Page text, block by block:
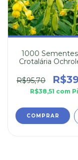
1000
Crotalária
R$95,70
R$38,51 com